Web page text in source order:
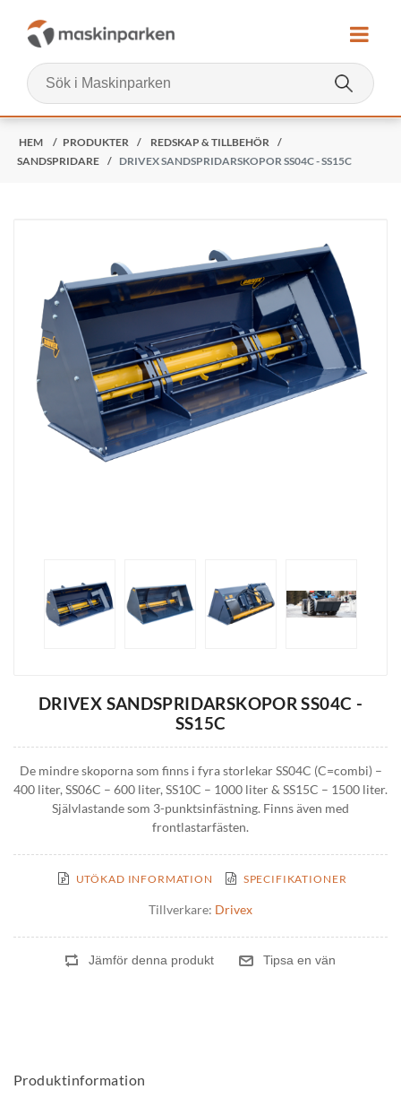
HEM / PRODUKTER / REDSKAP & TILLBEHÖR
/
SANDSPRIDARE / DRIVEX SANDSPRIDARSKOPOR SS04C - SS15C
DRIVEX SANDSPRIDARSKOPOR SS04C -
SS15C
De mindre skoporna som finns i fyra storlekar SS04C (C=combi) –
400 liter, SS06C – 600 liter, SS10C – 1000 liter & SS15C – 1500 liter.
Självlastande som 3-punktsinfästning. Finns även med
frontlastarfästen.
UTÖKAD INFORMATION SPECIFIKATIONER
Tillverkare: Drivex
Produktinformation